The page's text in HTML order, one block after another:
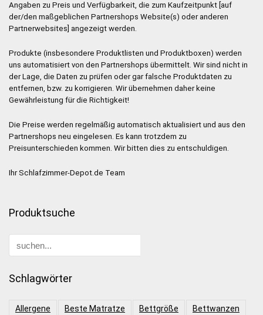
Angaben zu Preis und Verfügbarkeit, die zum Kaufzeitpunkt [auf
der/den maßgeblichen Partnershops Website(s) oder anderen
Partnerwebsites] angezeigt werden.
Produkte (insbesondere Produktlisten und Produktboxen) werden
uns automatisiert von den Partnershops übermittelt. Wir sind nicht in
der Lage, die Daten zu prüfen oder gar falsche Produktdaten zu
entfernen, bzw. zu korrigieren. Wir übernehmen daher keine
Gewährleistung für die Richtigkeit!
Die Preise werden regelmäßig automatisch aktualisiert und aus den
Partnershops neu eingelesen. Es kann trotzdem zu
Preisunterschieden kommen. Wir bitten dies zu entschuldigen.
Ihr Schlafzimmer-Depot.de Team
Produktsuche
Schlagwörter
Allergene Beste Matratze Bettgröße
Bettwanzen